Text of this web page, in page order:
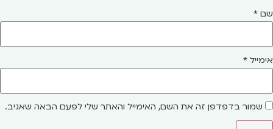
שם *
אימייל *
שמור בדפדפן זה את השם, האימייל והאתר שלי לפעם הבאה שאגיב.